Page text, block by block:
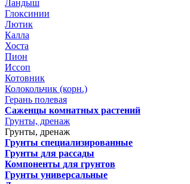
Ландыш
Глоксинии
Лютик
Калла
Хоста
Пион
Иссоп
Котовник
Колокольчик (корн.)
Герань полевая
Саженцы комнатных растений
Грунты, дренаж
Грунты, дренаж
Грунты специализированные
Грунты для рассады
Компоненты для грунтов
Грунты универсальные